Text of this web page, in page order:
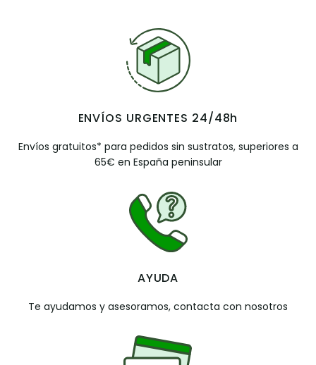
ENVÍOS URGENTES 24/48h
Envíos gratuitos* para pedidos sin sustratos, superiores a
65€ en España peninsular
AYUDA
Te ayudamos y asesoramos, contacta con nosotros